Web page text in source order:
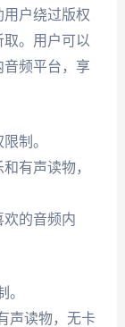
户绕过版权
。用户可以
频平台，享
制。
有声读物，
欢的音频内
声读物，无卡